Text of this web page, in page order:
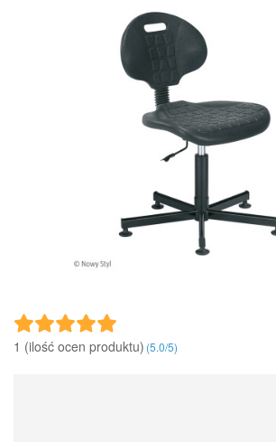
1 (ilość ocen produktu)‎(5.0/5)